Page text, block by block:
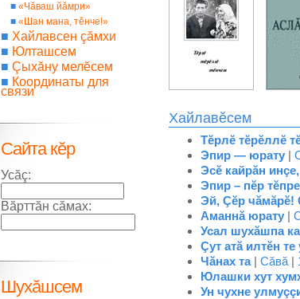
Хайлавĕсем
Тĕрлĕ тĕрĕллĕ
Эпир — юрату |
Эсĕ кайрăн
Эпир – пĕр
Эй, Çĕр чăмăрĕ!
Аманнă юрату |
Усал шухăшпа
Çут атă илтĕн те
Чăнах та| Сăвă |
Юлашки хут
Ун чухне
■ «Чăваш йăмри»
■ «Шан мана, тĕнче!»
■ Хайлавсен çăмхи
■ Юлташсем
■ Çыхăну мелĕсем
■ Координаты для
связи
Сайта кĕр
Усăç:
Вăрттăн сăмах:
Шухăшсем